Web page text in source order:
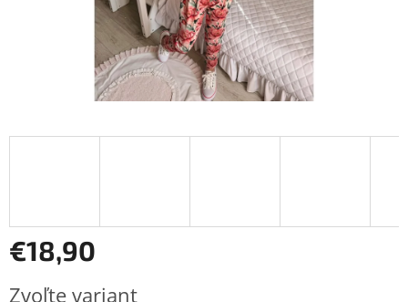
€18,90
cena:
Zvoľte variant